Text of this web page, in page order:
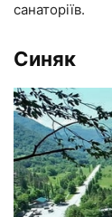
санаторіїв.
Синяк